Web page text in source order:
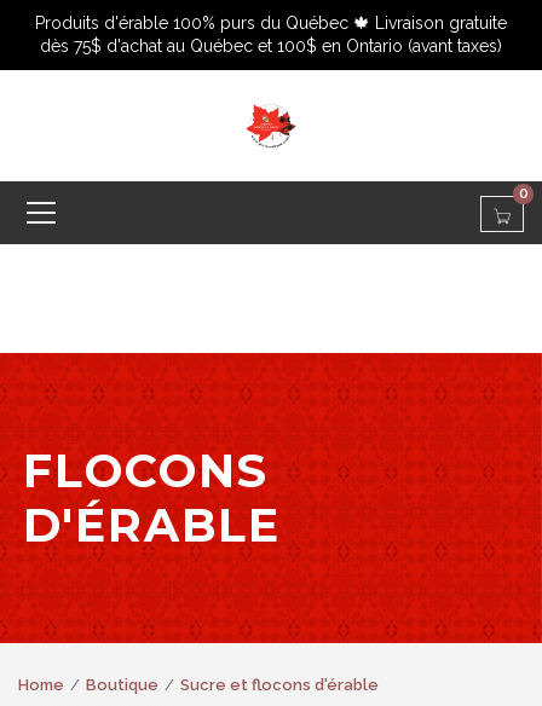
Produits d'érable 100% purs du Québec 🍁 Livraison gratuite
dès 75$ d'achat au Québec et 100$ en Ontario (avant taxes)
0
FLOCONS
D'ÉRABLE
Home Boutique
Sucre et flocons d'érable